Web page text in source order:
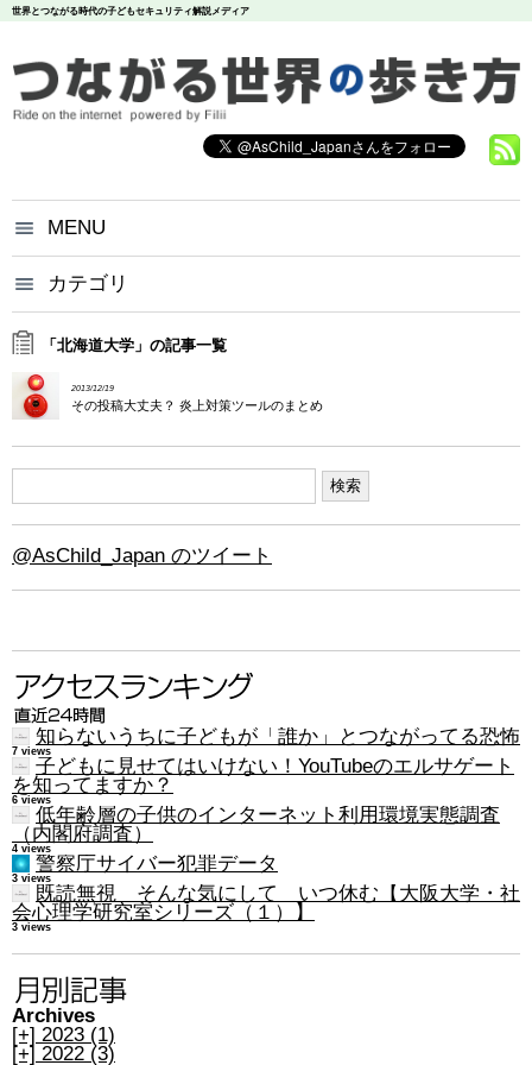
世界とつながる時代の子どもセキュリティ解説メディア
MENU
つながる世界の歩き方とは？
カテゴリ
いじめ
犯罪
炎上
調査データ
「北海道大学」の記事一覧
2013/12/19
その投稿大丈夫？ 炎上対策ツールのまとめ
@AsChild_Japan のツイート
知らないうちに子どもが「誰か」とつながってる恐怖
7 views
子どもに見せてはいけない！YouTubeのエルサゲート
を知ってますか？
6 views
低年齢層の子供のインターネット利用環境実態調査
（内閣府調査）
4 views
警察庁サイバー犯罪データ
3 views
既読無視 そんな気にして いつ休む【大阪大学・社
会心理学研究室シリーズ（１）】
3 views
Archives
[+] 2023 (1)
[+] 2022 (3)